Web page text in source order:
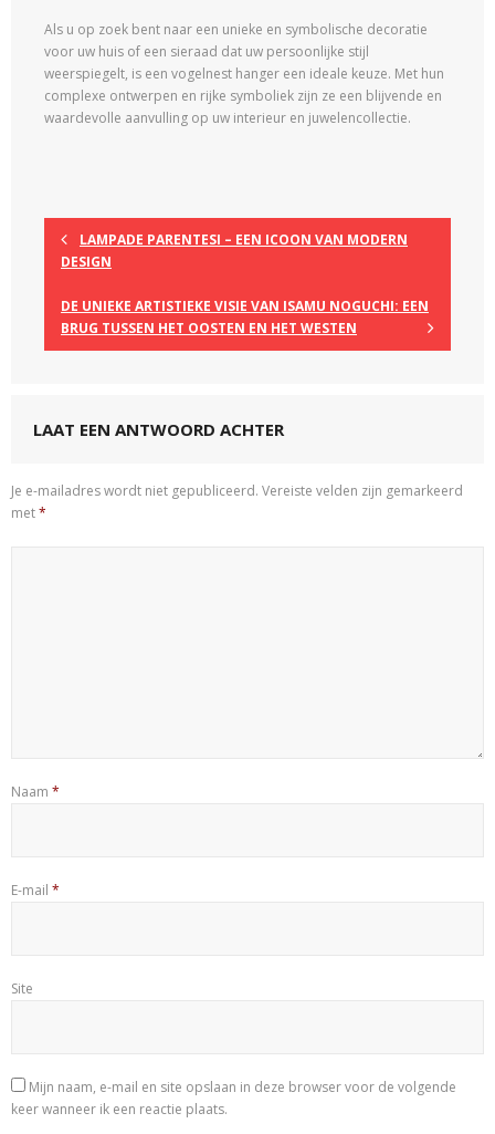
Als u op zoek bent naar een unieke en symbolische decoratie
voor uw huis of een sieraad dat uw persoonlijke stijl
weerspiegelt, is een vogelnest hanger een ideale keuze. Met hun
complexe ontwerpen en rijke symboliek zijn ze een blijvende en
waardevolle aanvulling op uw interieur en juwelencollectie.
LAMPADE PARENTESI – EEN ICOON VAN MODERN
DESIGN
DE UNIEKE ARTISTIEKE VISIE VAN ISAMU NOGUCHI: EEN
BRUG TUSSEN HET OOSTEN EN HET WESTEN
LAAT EEN ANTWOORD ACHTER
Je e-mailadres wordt niet gepubliceerd. Vereiste velden zijn gemarkeerd
met*
Naam *
E-mail *
Site
Mijn naam, e-mail en site opslaan in deze browser voor de volgende
keer wanneer ik een reactie plaats.